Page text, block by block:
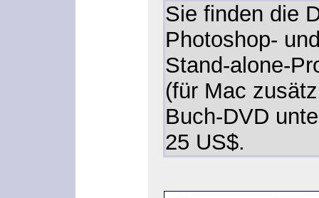
Sie finden die
Photoshop-
Stand-alone-
(für Mac
Buch-DVD
25 US$.